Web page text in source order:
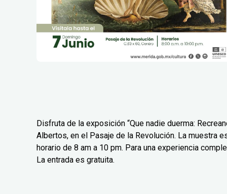
Disfruta de la exposición “Que nadie duerma:
Albertos, en el Pasaje de la Revolución. La muestra
horario de 8 am a 10 pm. Para una experiencia
La entrada es gratuita.